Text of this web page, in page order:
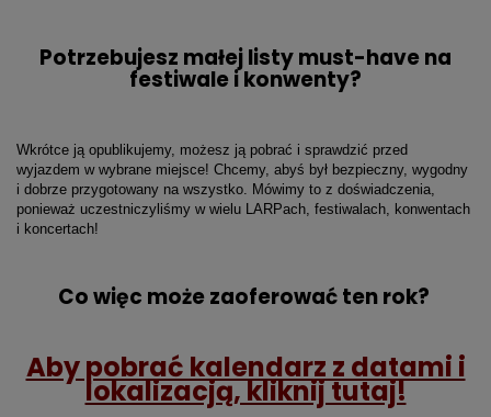
Potrzebujesz małej listy must-have na
festiwale i konwenty?
Wkrótce ją opublikujemy, możesz ją pobrać i sprawdzić przed
wyjazdem w wybrane miejsce! Chcemy, abyś był bezpieczny, wygodny
i dobrze przygotowany na wszystko. Mówimy to z doświadczenia,
ponieważ uczestniczyliśmy w wielu LARPach, festiwalach, konwentach
i koncertach!
Co więc może zaoferować ten rok?
Aby pobrać kalendarz z datami i
lokalizacją, kliknij tutaj!